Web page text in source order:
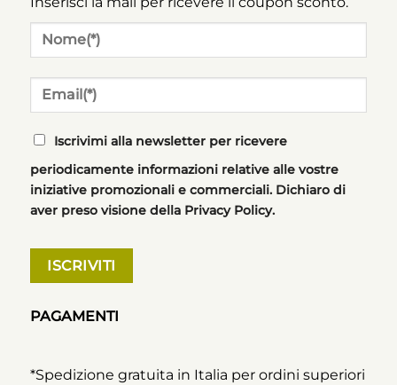
Iscrivimi alla newsletter per ricevere
periodicamente informazioni relative alle vostre
iniziative promozionali e commerciali. Dichiaro di
aver preso visione della Privacy Policy.
PAGAMENTI
*Spedizione gratuita in Italia per ordini superiori